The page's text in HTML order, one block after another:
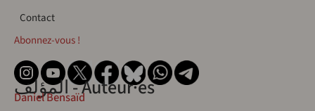
Contact
Contact
Abonnez-vous !
المؤلف - Auteur·esDaniel Bensaïd